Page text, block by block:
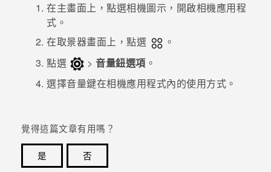
焦點訊息
校園專案
企業採購
銷售通路
支援服務
VIVELAND
在主畫面上，點選相機圖示，開啟相機應用程
式。
在取景器畫面上，點選
。
點選
> 音量鈕選項 。
選擇音量鍵在相機應用程式內的使用方式。
覺得這篇文章有用嗎？
是
否